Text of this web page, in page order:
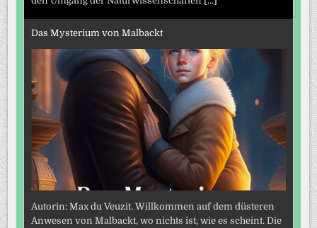
Das Mysterium von Malbackt
Autorin: Max du Veuzit. Willkommen auf dem düsteren
Anwesen von Malbackt, wo nichts ist, wie es scheint. Die